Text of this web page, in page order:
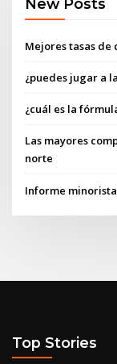
New Posts
Mejores tasas de
¿puedes jugar a
¿cuál es la
Las mayores
norte
Informe
Top Stories